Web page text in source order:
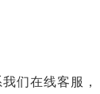
们在线客服，